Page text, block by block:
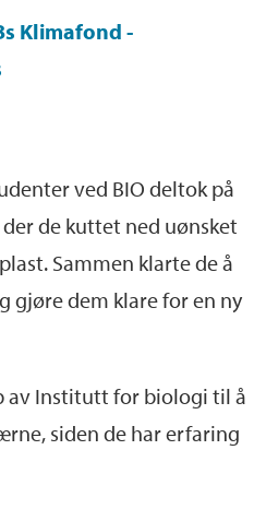
Klimafond -
ved BIO deltok på
de kuttet ned uønsket
Sammen klarte de å
gjøre dem klare for en ny
av Institutt for biologi til å
siden de har erfaring